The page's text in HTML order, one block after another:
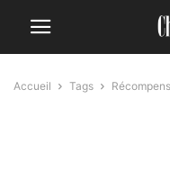
Accueil Tags